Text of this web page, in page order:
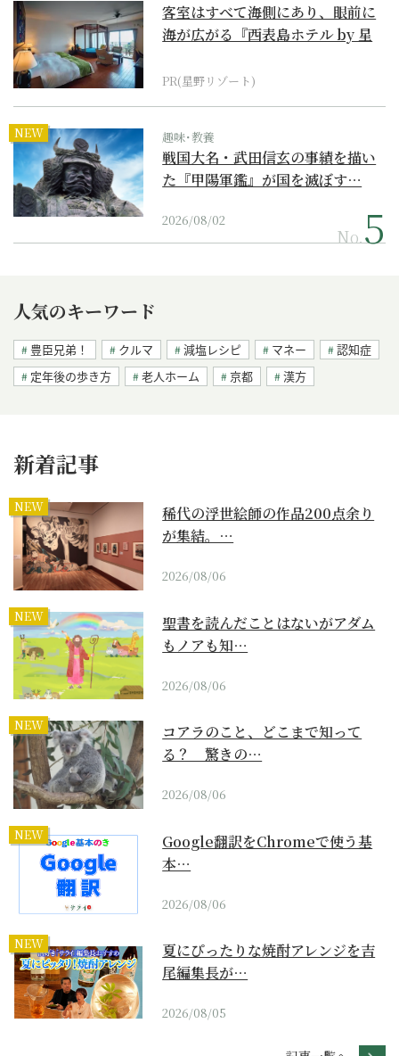
客室はすべて海側にあり、眼前に
海が広がる『西表島ホテル by 星
PR(星野リゾート)
NEW 趣味･教養
戦国大名・武田信玄の事績を描い
た『甲陽軍鑑』が国を滅ぼす…
2026/08/02
No.
人気のキーワード
豊臣兄弟！ クルマ 減塩レシピ マネー
認知症
定年後の歩き方
老人ホーム 京都 漢方
新着記事
NEW
稀代の浮世絵師の作品200点余り
が集結。…
2026/08/06
NEW
聖書を読んだことはないがアダム
もノアも知…
2026/08/06
NEW
コアラのこと、どこまで知って
る？ 驚きの…
2026/08/06
NEW
Google翻訳をChromeで使う基
本…
2026/08/06
NEW
夏にぴったりな焼酎アレンジを吉
尾編集長が…
2026/08/05